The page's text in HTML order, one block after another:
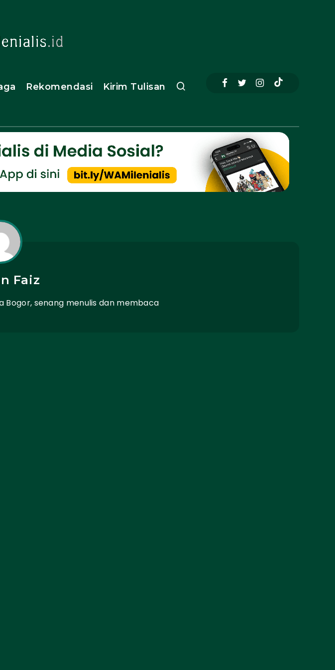
Rekomendasi Kirim Tulisan
Faiz
Bogor, senang menulis dan membaca